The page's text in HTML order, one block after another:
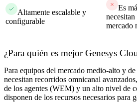
Altamente escalable y
configurable
Es
mercado
¿Para quién es mejor Genesys
Para equipos del mercado medio-alto y de
necesitan recorridos omnicanal
de los agentes (WEM) y un alto nivel de
disponen de los recursos necesarios para